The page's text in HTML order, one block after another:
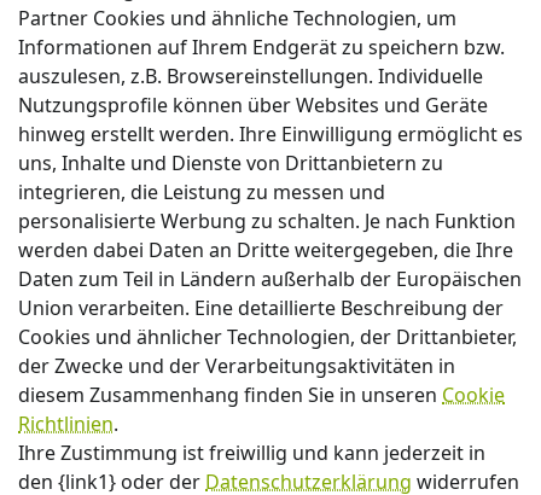
Partner Cookies und ähnliche Technologien, um
Informationen auf Ihrem Endgerät zu speichern bzw.
auszulesen, z.B. Browsereinstellungen. Individuelle
Nutzungsprofile können über Websites und Geräte
hinweg erstellt werden. Ihre Einwilligung ermöglicht es
uns, Inhalte und Dienste von Drittanbietern zu
integrieren, die Leistung zu messen und
personalisierte Werbung zu schalten. Je nach Funktion
werden dabei Daten an Dritte weitergegeben, die Ihre
Daten zum Teil in Ländern außerhalb der Europäischen
Union verarbeiten. Eine detaillierte Beschreibung der
Cookies und ähnlicher Technologien, der Drittanbieter,
der Zwecke und der Verarbeitungsaktivitäten in
diesem Zusammenhang finden Sie in unseren Cookie
Richtlinien.
Ihre Zustimmung ist freiwillig und kann jederzeit in
den {link1} oder der Datenschutzerklärung widerrufen